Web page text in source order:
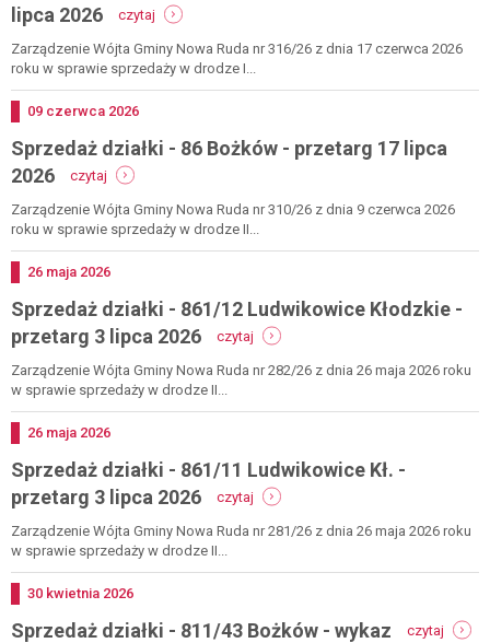
31
lipca
2026
lipca 2026
czytaj
sprzedaż
działki
-
przetarg
2026
Zarządzenie Wójta Gminy Nowa Ruda nr 316/26 z dnia 17 czerwca 2026
roku w sprawie sprzedaży w drodze I...
Dodano
09 czerwca 2026
Sprzedaż działki - 86 Bożków - przetarg 17 lipca
2026
czytaj
sprzedaż
działki
bożków
przetarg
17
lipca
2026
Zarządzenie Wójta Gminy Nowa Ruda nr 310/26 z dnia 9 czerwca 2026
roku w sprawie sprzedaży w drodze II...
Dodano
26 maja 2026
Sprzedaż działki - 861/12 Ludwikowice Kłodzkie -
przetarg 3 lipca 2026
czytaj
sprzedaż
działki
przetarg
lipca
Zarządzenie Wójta Gminy Nowa Ruda nr 282/26 z dnia 26 maja 2026 roku
w sprawie sprzedaży w drodze II...
Dodano
26 maja 2026
Sprzedaż działki - 861/11 Ludwikowice Kł. -
przetarg 3 lipca 2026
czytaj
sprzedaż
działki
-
Zarządzenie Wójta Gminy Nowa Ruda nr 281/26 z dnia 26 maja 2026 roku
w sprawie sprzedaży w drodze II...
Dodano
30 kwietnia 2026
Sprzedaż działki - 811/43 Bożków - wykaz czytaj